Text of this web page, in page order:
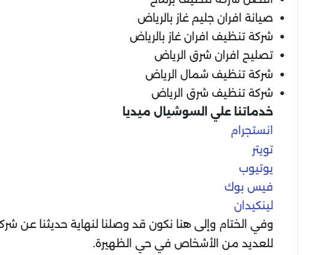
صيانة افران جليم غاز بالرياض
شركة تنظيف افران غاز بالرياض
تصليح افران شرق الرياض
شركة تنظيف شمال الرياض
شركة تنظيف شرق الرياض
خدماتنا علي السوشيال ميديا
انستجرام
تويتر
يوتيوب
فيس بوك
لينكيدان
وفي الختام وإلى هنا نكون قد وصلنا لنهاية حديثنا عن
للعديد من الأشخاص في حي الظهيرة.